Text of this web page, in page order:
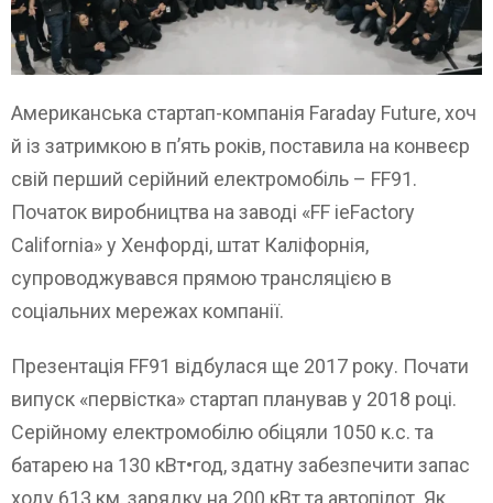
Американська стартап-компанія Faraday Future, хоч
й із затримкою в п’ять років, поставила на конвеєр
свій перший серійний електромобіль – FF91.
Початок виробництва на заводі «FF ieFactory
California» у Хенфорді, штат Каліфорнія,
супроводжувався прямою трансляцією в
соціальних мережах компанії.
Презентація FF91 відбулася ще 2017 року. Почати
випуск «первістка» стартап планував у 2018 році.
Серійному електромобілю обіцяли 1050 к.с. та
батарею на 130 кВт•год, здатну забезпечити запас
ходу 613 км, зарядку на 200 кВт та автопілот. Як